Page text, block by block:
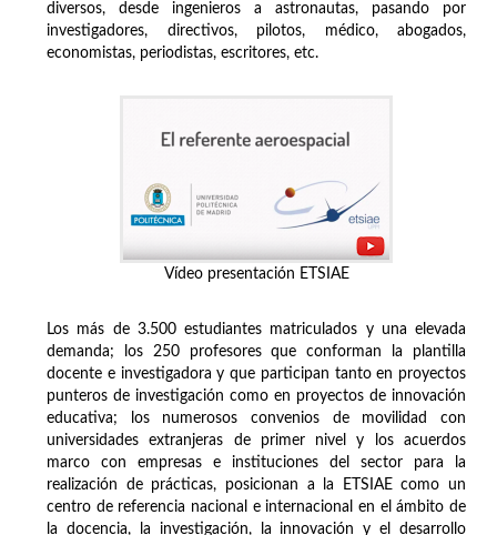
diversos, desde ingenieros a astronautas, pasando por
investigadores, directivos, pilotos, médico, abogados,
economistas, periodistas, escritores, etc.
Vídeo presentación ETSIAE
Los más de 3.500 estudiantes matriculados y una elevada
demanda; los 250 profesores que conforman la plantilla
docente e investigadora y que participan tanto en proyectos
punteros de investigación como en proyectos de innovación
educativa; los numerosos convenios de movilidad con
universidades extranjeras de primer nivel y los acuerdos
marco con empresas e instituciones del sector para la
realización de prácticas, posicionan a la ETSIAE como un
centro de referencia nacional e internacional en el ámbito de
la docencia, la investigación, la innovación y el desarrollo